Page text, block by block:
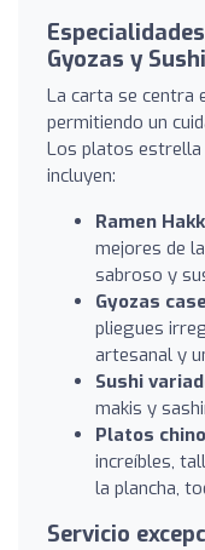
Gyozas y Sushi
La carta se centra
permitiendo un
Los platos estrella
incluyen:
Ramen
mejores de
sabroso y
Gyozas
pliegues
artesanal y
Sushi
makis y
Platos
increíbles,
la plancha,
Servicio